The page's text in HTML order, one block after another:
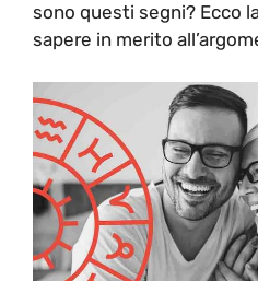
sono questi segni? Ecco
sapere in merito